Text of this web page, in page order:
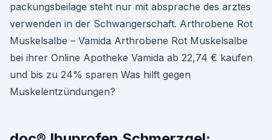
packungsbeilage steht nur mit absprache des arztes
verwenden in der Schwangerschaft. Arthrobene Rot
Muskelsalbe – Vamida Arthrobene Rot Muskelsalbe
bei ihrer Online Apotheke Vamida ab 22,74 € kaufen
und bis zu 24% sparen Was hilft gegen
Muskelentzündungen?